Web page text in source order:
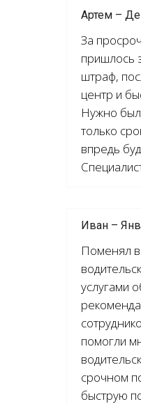
Артем –
За
пришлось
штраф,
центр и
Нужно
только
впредь
Иван –
Поменял
услугами
помогли
срочном
быструю